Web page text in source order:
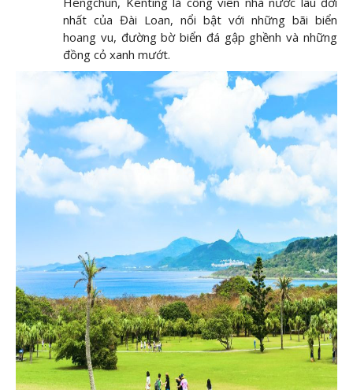
nhất của Đài Loan, nổi bật với những bãi biển
hoang vu, đường bờ biển đá gập ghềnh và những
đồng cỏ xanh mướt.